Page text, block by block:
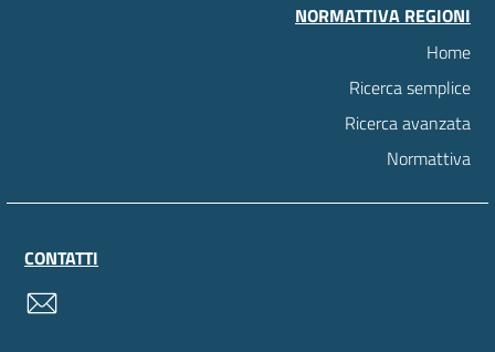
NORMATTIVA REGIONI
Home
Ricerca semplice
Ricerca avanzata
Normattiva
CONTATTI